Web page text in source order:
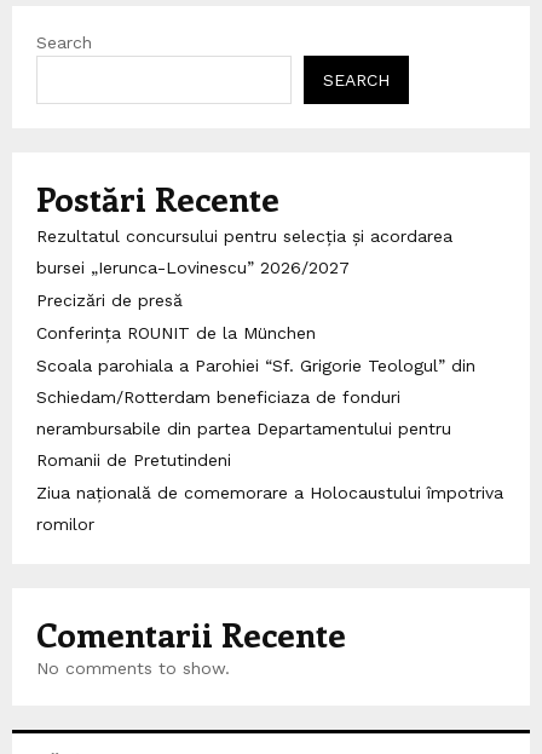
Search
SEARCH
Postări Recente
Rezultatul concursului pentru selecția și acordarea
bursei „Ierunca-Lovinescu” 2026/2027
Precizări de presă
Conferința ROUNIT de la München
Scoala parohiala a Parohiei “Sf. Grigorie Teologul” din
Schiedam/Rotterdam beneficiaza de fonduri
nerambursabile din partea Departamentului pentru
Romanii de Pretutindeni
Ziua națională de comemorare a Holocaustului împotriva
romilor
Comentarii Recente
No comments to show.